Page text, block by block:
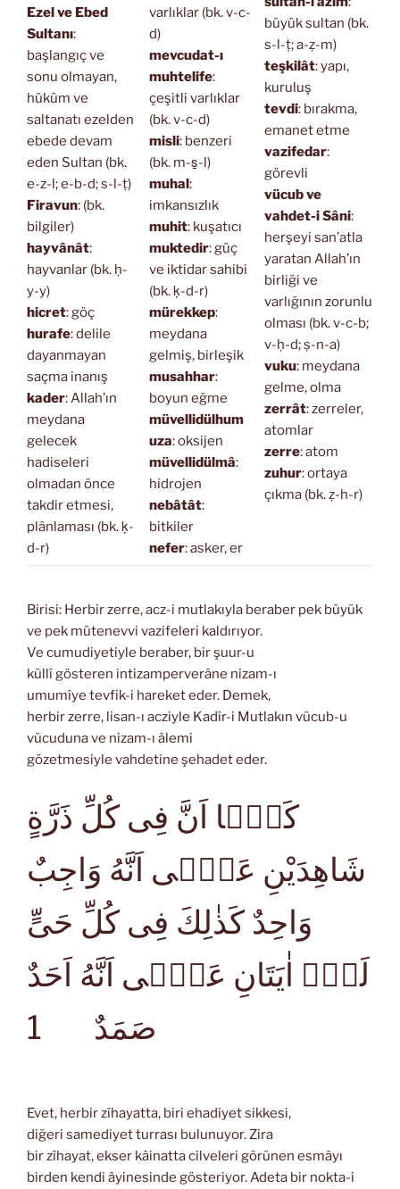
Ezel ve Ebed
Sultanı:
başlangıç ve
sonu olmayan,
hüküm ve
saltanatı ezelden
ebede devam
eden Sultan (bk.
e-z-l; e-b-d; s-l-ṭ)
Firavun: (bk.
bilgiler)
hayvânât:
hayvanlar (bk. ḥ-
y-y)
hicret: göç
hurafe: delile
dayanmayan
saçma inanış
kader: Allah’ın
meydana
gelecek
hadiseleri
olmadan önce
takdir etmesi,
plânlaması (bk. ḳ-
d-r)
varlıklar (bk. v-c-
d)
mevcudat-ı
muhtelife:
çeşitli varlıklar
(bk. v-c-d)
misli: benzeri
(bk. m-s̱-l)
muhal:
imkansızlık
muhit: kuşatıcı
muktedir: güç
ve iktidar sahibi
(bk. ḳ-d-r)
mürekkep:
meydana
gelmiş, birleşik
musahhar:
boyun eğme
müvellidülhum
uza: oksijen
müvellidülmâ:
hidrojen
nebâtât:
bitkiler
nefer: asker, er
büyük sultan (bk.
s-l-ṭ; a-ẓ-m)
teşkilât: yapı,
kuruluş
tevdi: bırakma,
emanet etme
vazifedar:
görevli
vücub ve
vahdet-i Sâni:
herşeyi san’atla
yaratan Allah’ın
birliği ve
varlığının zorunlu
olması (bk. v-c-b;
v-ḥ-d; ṣ-n-a)
vuku: meydana
gelme, olma
zerrât: zerreler,
atomlar
zerre: atom
zuhur: ortaya
çıkma (bk. ẓ-h-r)
Birisi: Herbir zerre, acz-i mutlakıyla beraber pek büyük
ve pek mütenevvi vazifeleri kaldırıyor.
Ve cumudiyetiyle beraber, bir şuur-u
küllî gösteren intizamperverâne nizam-ı
umumîye tevfik-i hareket eder. Demek,
herbir zerre, lisan-ı acziyle Kadîr-i Mutlakın vücub-u
vücuduna ve nizam-ı âlemi
gözetmesiyle vahdetine şehadet eder.
كَمَۤا اَنَّ فِى كُلِّ ذَرَّةٍ
شَاهِدَيْنِ عَلٰۤى اَنَّهُ وَاجِبٌ
وَاحِدٌ كَذٰلِكَ فِى كُلِّ حَىٍّ
لَهُۤ اٰيَتَانِ عَلٰۤى اَنَّهُ اَحَدٌ
صَمَدٌ
1
Evet, herbir zîhayatta, biri ehadiyet sikkesi,
diğeri samediyet turrası bulunuyor. Zira
bir zîhayat, ekser kâinatta cilveleri görünen esmâyı
birden kendi âyinesinde gösteriyor. Adeta bir nokta-i